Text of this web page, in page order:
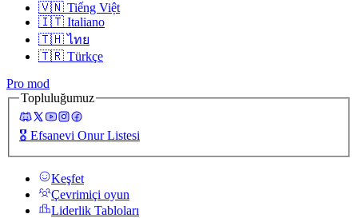
🇻🇳 Tiếng Việt
🇮🇹 Italiano
🇹🇭 ไทย
🇹🇷 Türkçe
Pro mod
Topluluğumuz
🎖️ Efsanevi Onur Listesi
Keşfet
Çevrimiçi oyun
Liderlik Tabloları